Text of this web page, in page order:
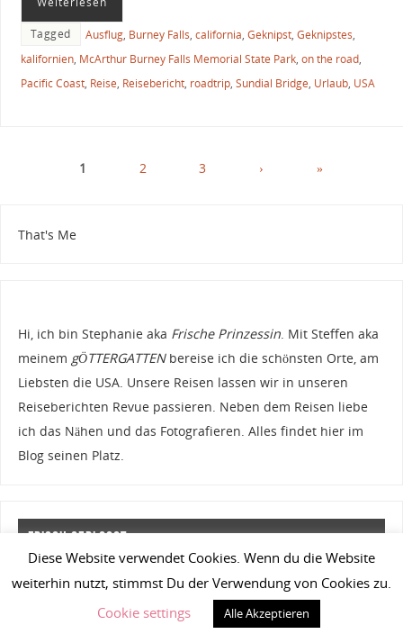
Tagged Ausflug, Burney Falls, california, Geknipst, Geknipstes,
kalifornien, McArthur Burney Falls Memorial State Park, on the road,
Pacific Coast, Reise, Reisebericht, roadtrip, Sundial Bridge, Urlaub, USA
1 2 3 › »
That's Me
Hi, ich bin Stephanie aka Frische Prinzessin. Mit Steffen aka
meinem gÖTTERGATTENbereise ich die schönsten Orte, am
Liebsten die USA. Unsere Reisen lassen wir in unseren
Reiseberichten Revue passieren. Neben dem Reisen liebe
ich das Nähen und das Fotografieren. Alles findet hier im
Blog seinen Platz.
Frisch gebloggt
USA Roadtrip Pacific Coast – Fazit
USA Roadtrip Pacific Coast Tag 23 – Last Day Bye Bye San
Diese Website verwendet Cookies. Wenn du die Website
weiterhin nutzt, stimmst Du der Verwendung von Cookies zu.
Cookie settings
Alle Akzeptieren